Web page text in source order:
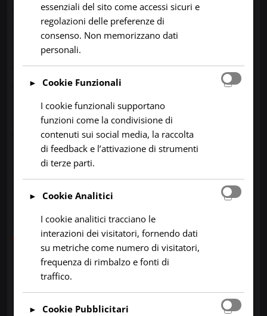
delle previsioni che usano un solo modello
come base dati, il tutto cercando di restare
sempre fedeli allo spirito di semplicità e
chiarezza che contraddistingue l’idea di
questo sito.
Scrivo anche articoli per analizzare più nel
dettaglio possibili eventi meteo o per
fornire delle conoscenze meteorologiche
base per poter essere autonomi nel capire
l’evoluzione del tempo della propria zona.
Questo sito dispone di una stazione
online ad Iglesiase di una non online
situata a San Benedetto.
Disponiamo anche dell’applicazione per
Smartphone ANDROID
, trovate il
essenziali del sito come accessi sicuri e
regolazioni delle preferenze di
consenso. Non memorizzano dati
personali.
►
Cookie Funzionali
I cookie funzionali supportano
funzioni come la condivisione di
contenuti sui social media, la raccolta
di feedback e l’attivazione di strumenti
di terze parti.
►
Cookie Analitici
I cookie analitici tracciano le
interazioni dei visitatori, fornendo dati
su metriche come numero di visitatori,
frequenza di rimbalzo e fonti di
traffico.
►
Cookie Pubblicitari